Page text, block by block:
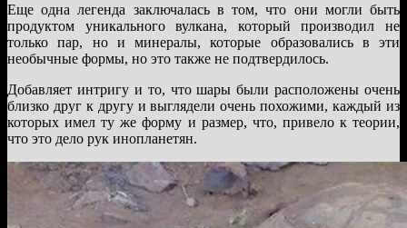
Еще одна легенда заключалась в том, что они могли быть
продуктом уникального вулкана, который производил не
только пар, но и минералы, которые образовались в эти
необычные формы, но это также не подтвердилось.
Добавляет интригу и то, что шары были расположены очень
близко друг к другу и выглядели очень похожими, каждый из
которых имел ту же форму и размер, что, привело к теории,
что это дело рук инопланетян.